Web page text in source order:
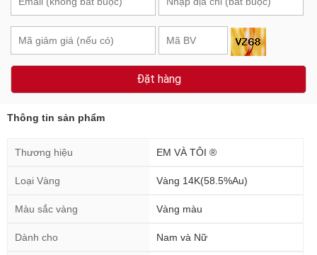
Đặt hàng
Thông tin sản phẩm
Thương hiệu EM VÀ TÔI ®
Loại Vàng Vàng 14K(58.5%Au)
Màu sắc vàng Vàng màu
Dành cho Nam và Nữ